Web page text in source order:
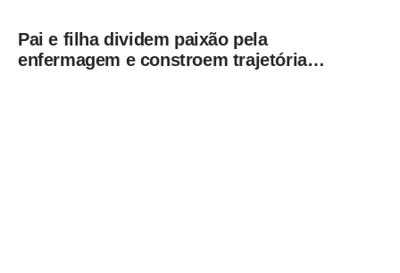
Pai e filha dividem paixão pela
enfermagem e constroem trajetória